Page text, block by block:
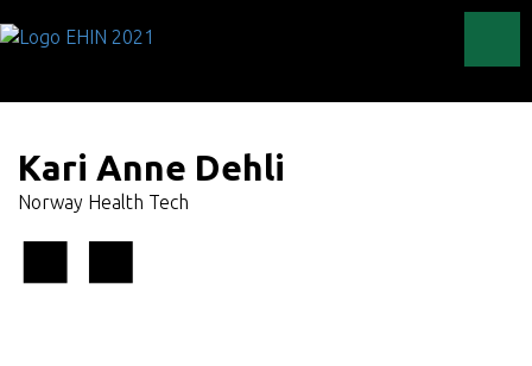
Kari Anne Dehli
Norway Health Tech